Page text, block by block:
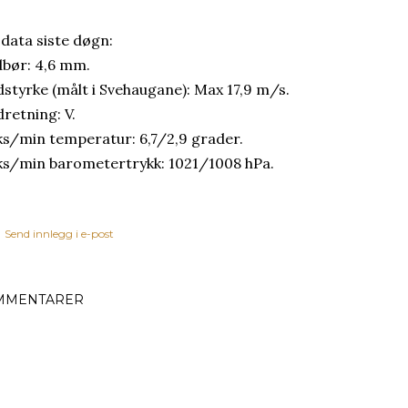
siste døgn:
4,6 mm.
(målt i Svehaugane): Max 17,9 m/s.
V.
min temperatur: 6,7/2,9 grader.
min barometertrykk: 1021/1008 hPa.
Send innlegg i e-post